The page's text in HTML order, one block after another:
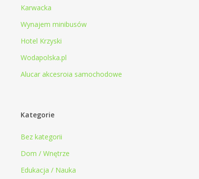
Karwacka
Wynajem minibusów
Hotel Krzyski
Wodapolska.pl
Alucar akcesroia samochodowe
Kategorie
Bez kategorii
Dom / Wnętrze
Edukacja / Nauka